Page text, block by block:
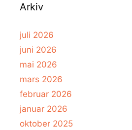
Arkiv
juli 2026
juni 2026
mai 2026
mars 2026
februar 2026
januar 2026
oktober 2025